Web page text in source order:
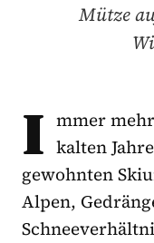
Mütze
I mmer
kalten
gewohnten
Alpen,